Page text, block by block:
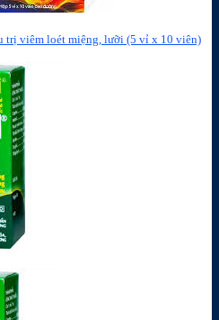
trị viêm loét miệng, lưỡi (5 vỉ x 10 viên)